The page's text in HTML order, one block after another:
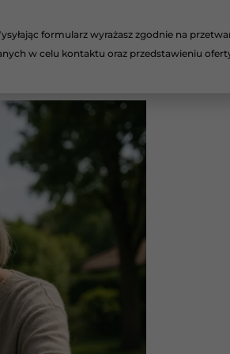
formularz wyrażasz zgodnie na
w celu kontaktu oraz przedstawieniu